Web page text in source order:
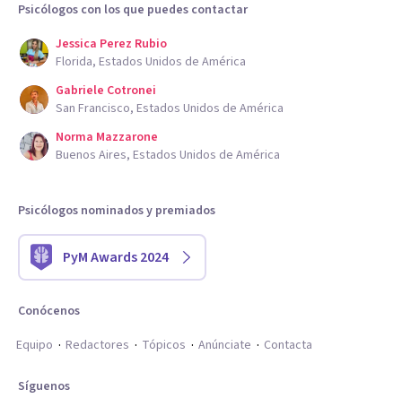
Psicólogos con los que puedes contactar
Jessica Perez Rubio
Florida, Estados Unidos de América
Gabriele Cotronei
San Francisco, Estados Unidos de América
Norma Mazzarone
Buenos Aires, Estados Unidos de América
Psicólogos nominados y premiados
PyM Awards 2024
Conócenos
Equipo
Redactores Tópicos Anúnciate Contacta
Síguenos